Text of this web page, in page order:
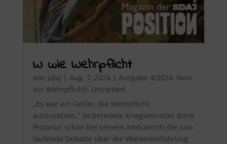
W wie Wehrpflicht
von sdaj | Aug. 7, 2024| Ausgabe 4/2024, Nein
zur Wehrpflicht!, Unsortiert
„Es war ein Fehler, die Wehrpflicht
auszusetzen.“ So bereitete Kriegsminister Boris
Pistorius schon bei seinem Amtsantritt die nun
laufende Debatte über die Wiedereinführung